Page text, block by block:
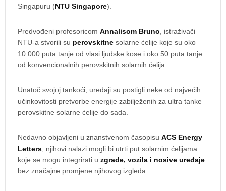
Singapuru (NTU Singapore).
Predvođeni profesoricom Annalisom Bruno , istraživači
NTU-a stvorili su perovskitne solarne ćelije koje su oko
10.000 puta tanje od vlasi ljudske kose i oko 50 puta tanje
od konvencionalnih perovskitnih solarnih ćelija.
Unatoč svojoj tankoći, uređaji su postigli neke od najvećih
učinkovitosti pretvorbe energije zabilježenih za ultra tanke
perovskitne solarne ćelije do sada.
Nedavno objavljeni u znanstvenom časopisu ACS Energy
Letters , njihovi nalazi mogli bi utrti put solarnim ćelijama
koje se mogu integrirati u zgrade, vozila i nosive uređaje
bez značajne promjene njihovog izgleda.